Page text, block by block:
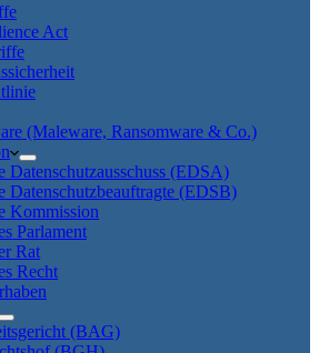
Act
(Maleware, Ransomware & Co.)
Datenschutzausschuss (EDSA)
Datenschutzbeauftragte (EDSB)
Kommission
Parlament
Rat
Recht
(BAG)